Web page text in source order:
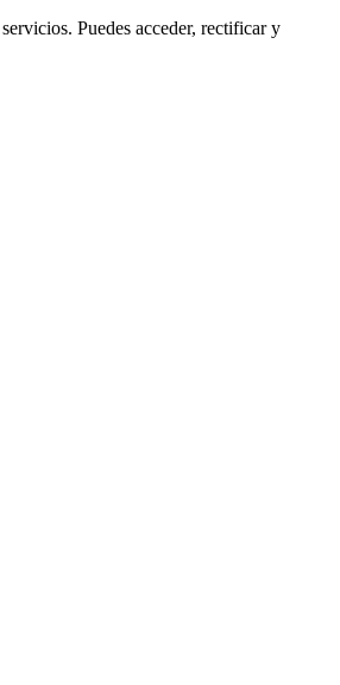
Puedes acceder, rectificar y